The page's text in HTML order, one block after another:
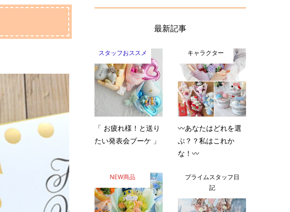
最新記事
スタッフおススメ
「 お疲れ様！と送り
たい発表会ブーケ 」
キャラクター
〰️あなたはどれを選
ぶ？？私はこれか
な！〰️
NEW商品
プライムスタッフ日
記